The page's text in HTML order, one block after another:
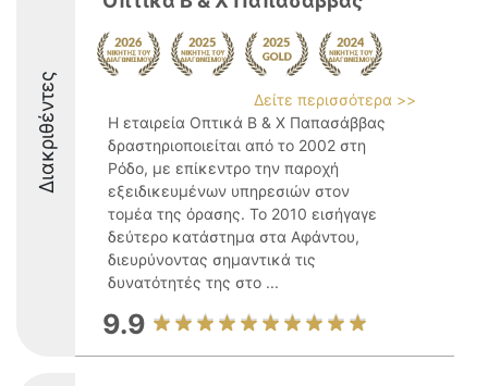
Διακριθέντες
Δείτε περισσότερα >>
Η εταιρεία Οπτικά Β & Χ Παπασάββας
δραστηριοποιείται από το 2002 στη
Ρόδο, με επίκεντρο την παροχή
εξειδικευμένων υπηρεσιών στον
τομέα της όρασης. Το 2010 εισήγαγε
δεύτερο κατάστημα στα Αφάντου,
διευρύνοντας σημαντικά τις
δυνατότητές της στο ...
9.9